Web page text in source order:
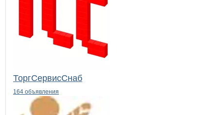
ТоргСервисСнаб
164 объявления